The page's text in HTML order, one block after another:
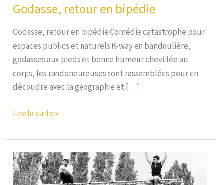
Godasse, retour en bipédie
Godasse, retour en bipédie Comédie catastrophe pour
espaces publics et naturels K-way en bandoulière,
godasses aux pieds et bonne humeur chevillée au
corps, les randoneureuses sont rassemblées pour en
découdre avec la géographie et […]
Godasse,
en
bipédie
Lire la suite »